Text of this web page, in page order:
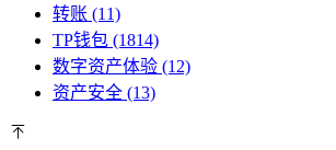
转账 (11)
TP钱包 (1814)
数字资产体验 (12)
资产安全 (13)